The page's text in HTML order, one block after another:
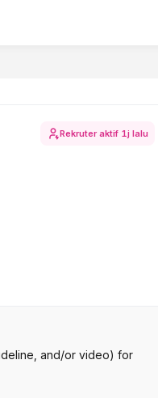
Rekruter aktif 1j lalu
and/or video) for